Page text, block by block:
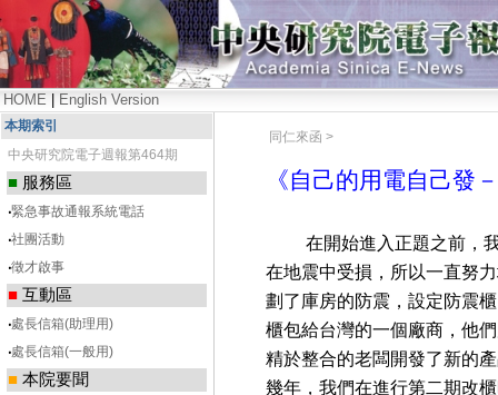
HOME English Version
本期索引
中央研究院電子週報第464期
■ 服務區
‧緊急事故通報系統電話
‧社團活動
‧徵才啟事
■ 互動區
‧處長信箱(助理用)
‧處長信箱(一般用)
■ 本院要聞
同仁來函 >
《自己的用電自己發
在開始進入正題之前，我
在地震中受損，所以一直努
劃了庫房的防震，設定防震
櫃包給台灣的一個廠商，他
精於整合的老闆開發了新的
幾年，我們在進行第二期改